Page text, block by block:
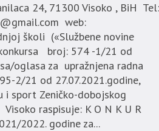
24, 71300 Visoko , BiH Tel:
web:
školi («Službene novine
broj: 574 -1/21 od
oglasa za upražnjena radna
2/21 od 27.07.2021.godine,
i sport Zeničko-dobojskog
raspisuje: K O N K U R
2022. godine za...